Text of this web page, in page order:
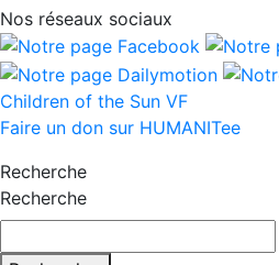
Nos réseaux sociaux
Children of the Sun VF
Faire un don sur HUMANITee
Recherche
Recherche